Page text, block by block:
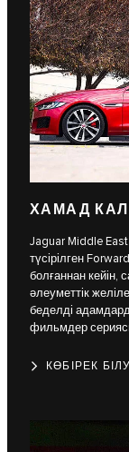
ХАМАД
Jaguar Middle
түсірілген
болғаннан кейін,
әлеуметтік
беделді
фильмдер
КӨБІРЕК БІЛУ